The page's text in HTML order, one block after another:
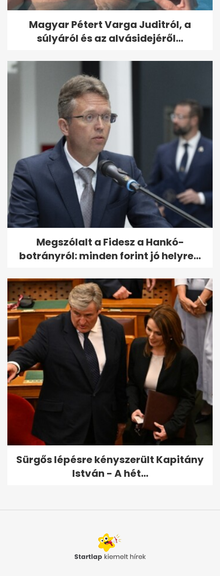
Magyar Pétert Varga Juditról, a
súlyáról és az alvásidejéről...
Megszólalt a Fidesz a Hankó-
botrányról: minden forint jó helyre...
Sürgős lépésre kényszerült Kapitány
István - A hét...